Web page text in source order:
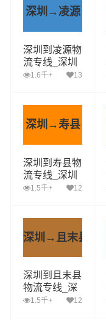
深圳→凌源
深圳到凌源物
流专线_深圳
到凌源货运公
1.6千+ 13
深圳→寿县
深圳到寿县物
流专线_深圳
到寿县货运公
1.5千+ 12
深圳→且末县
深圳到且末县
物流专线_深
圳到且末县货
1.5千+ 12